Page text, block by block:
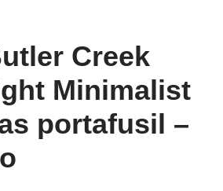
Creek
Minimalist
portafusil –